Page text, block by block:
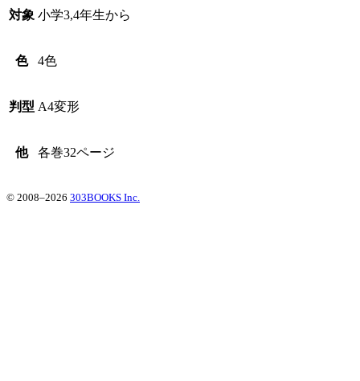
対象 小学3,4年生から
色 4色
判型 A4変形
他 各巻32ページ
© 2008–2026 303BOOKS Inc.